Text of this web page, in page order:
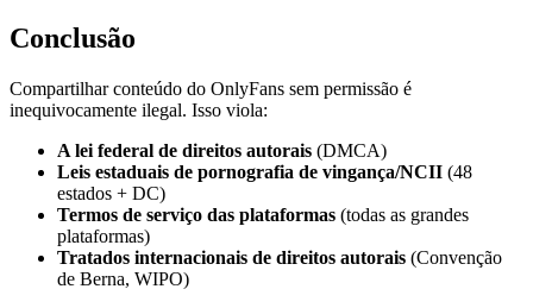
Conclusão
Compartilhar conteúdo do OnlyFans sem permissão é
inequivocamente ilegal. Isso viola:
A lei federal de direitos autorais (DMCA)
Leis estaduais de pornografia de vingança/NCII (48
estados + DC)
Termos de serviço das plataformas (todas as grandes
plataformas)
Tratados internacionais de direitos autorais (Convenção
de Berna, WIPO)